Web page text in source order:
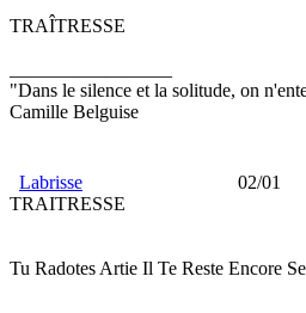
TRAÎTRESSE
"Dans le silence et la solitude, on
Camille Belguise
Labrisse 02/01
TRAITRESSE
Tu Radotes Artie Il Te Reste Encore